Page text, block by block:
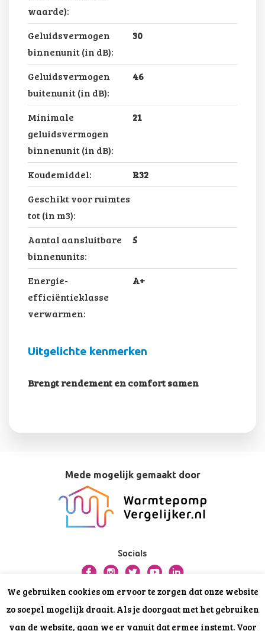
waarde):
Geluidsvermogen
binnenunit (in dB):
30
Geluidsvermogen
buitenunit (in dB):
46
Minimale
geluidsvermogen
binnenunit (in dB):
21
Koudemiddel:
R32
Geschikt voor ruimtes
tot (in m3):
Aantal aansluitbare
binnenunits:
5
Energie-
efficiëntieklasse
verwarmen:
A+
Uitgelichte kenmerken
Brengt rendement en comfort samen
Mede mogelijk gemaakt door
Socials
Over deze website
Privacy
We gebruiken cookies om ervoor te zorgen dat onze website
zo soepel mogelijk draait. Als je doorgaat met het gebruiken
van de website, gaan we er vanuit dat ermee instemt. Voor